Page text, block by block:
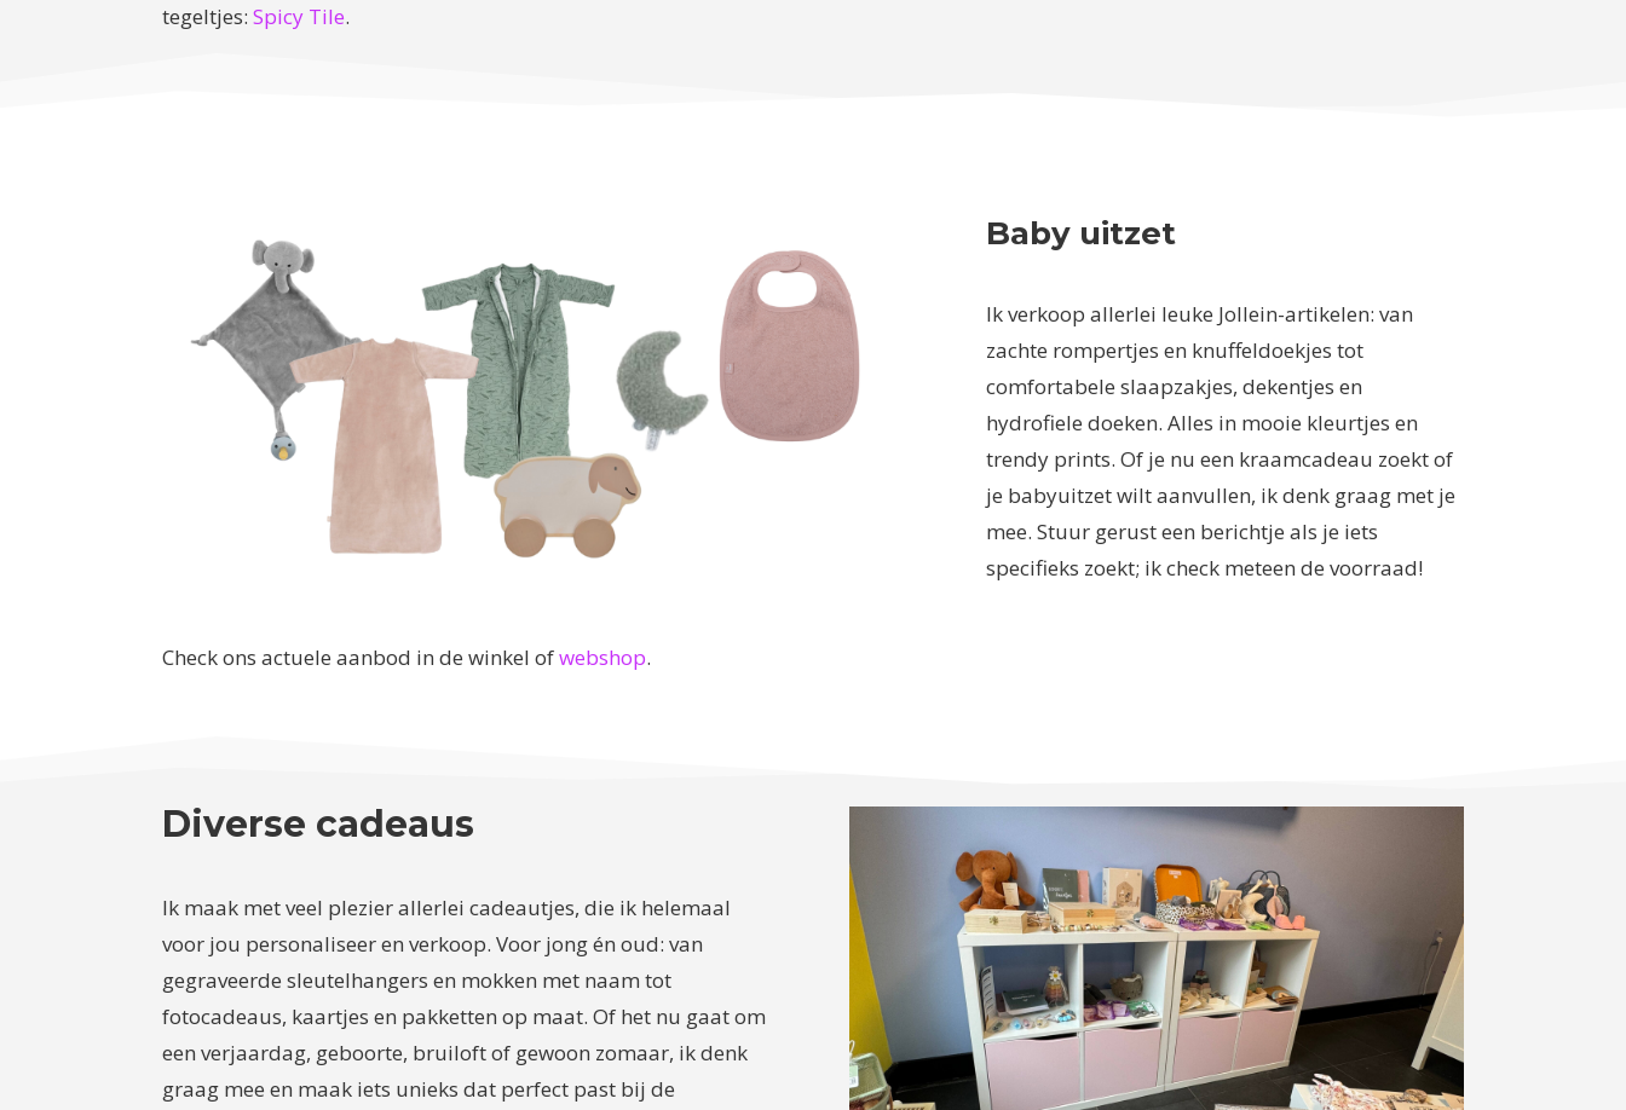
tegeltjes:Spicy Tile.
Check ons actuele aanbod in de winkel ofwebshop.
Baby uitzet
Ik verkoop allerlei leuke Jollein-artikelen: van
zachte rompertjes en knuffeldoekjes tot
comfortabele slaapzakjes, dekentjes en
hydrofiele doeken. Alles in mooie kleurtjes en
trendy prints. Of je nu een kraamcadeau zoekt of
je babyuitzet wilt aanvullen, ik denk graag met je
mee. Stuur gerust een berichtje als je iets
specifieks zoekt; ik check meteen de voorraad!
Diverse cadeaus
Ik maak met veel plezier allerlei cadeautjes, die ik helemaal
voor jou personaliseer en verkoop. Voor jong én oud: van
gegraveerde sleutelhangers en mokken met naam tot
fotocadeaus, kaartjes en pakketten op maat. Of het nu gaat om
een verjaardag, geboorte, bruiloft of gewoon zomaar, ik denk
graag mee en maak iets unieks dat perfect past bij de